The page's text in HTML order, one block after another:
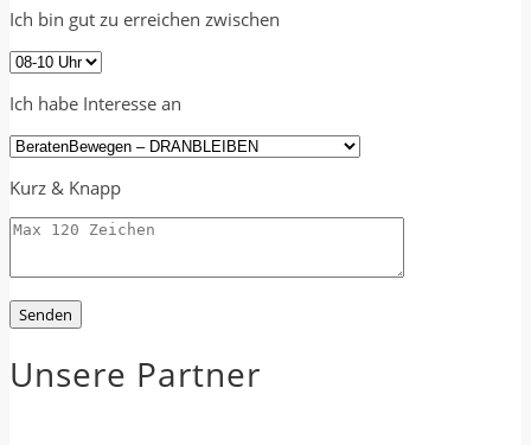
Ich bin gut zu erreichen zwischen
Ich habe Interesse an
Kurz & Knapp
Unsere Partner